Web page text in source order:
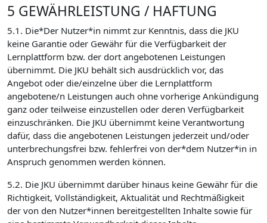
5 GEWÄHRLEISTUNG / HAFTUNG
5.1. Die*Der Nutzer*in nimmt zur Kenntnis, dass die JKU
keine Garantie oder Gewähr für die Verfügbarkeit der
Lernplattform bzw. der dort angebotenen Leistungen
übernimmt. Die JKU behält sich ausdrücklich vor, das
Angebot oder die/einzelne über die Lernplattform
angebotene/n Leistungen auch ohne vorherige Ankündigung
ganz oder teilweise einzustellen oder deren Verfügbarkeit
einzuschränken. Die JKU übernimmt keine Verantwortung
dafür, dass die angebotenen Leistungen jederzeit und/oder
unterbrechungsfrei bzw. fehlerfrei von der*dem Nutzer*in in
Anspruch genommen werden können.
5.2. Die JKU übernimmt darüber hinaus keine Gewähr für die
Richtigkeit, Vollständigkeit, Aktualität und Rechtmäßigkeit
der von den Nutzer*innen bereitgestellten Inhalte sowie für